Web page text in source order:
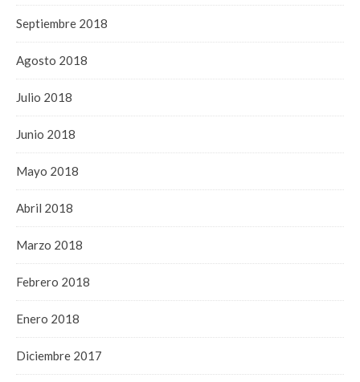
Septiembre 2018
Agosto 2018
Julio 2018
Junio 2018
Mayo 2018
Abril 2018
Marzo 2018
Febrero 2018
Enero 2018
Diciembre 2017